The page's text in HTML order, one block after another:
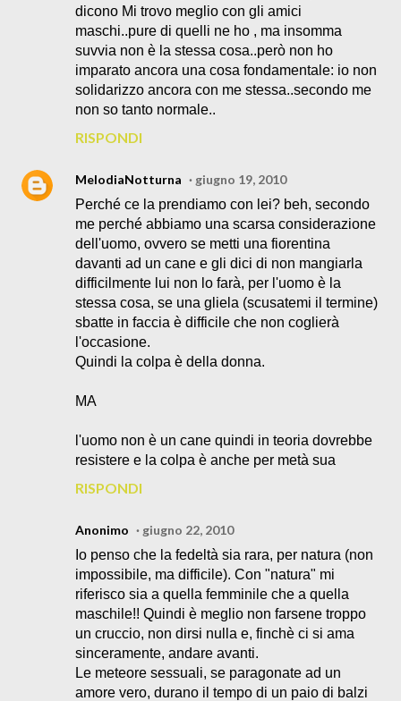
dicono Mi trovo meglio con gli amici
maschi..pure di quelli ne ho , ma insomma
suvvia non è la stessa cosa..però non ho
imparato ancora una cosa fondamentale: io non
solidarizzo ancora con me stessa..secondo me
non so tanto normale..
RISPONDI
MelodiaNotturna
giugno 19, 2010
Perché ce la prendiamo con lei? beh, secondo
me perché abbiamo una scarsa considerazione
dell'uomo, ovvero se metti una fiorentina
davanti ad un cane e gli dici di non mangiarla
difficilmente lui non lo farà, per l'uomo è la
stessa cosa, se una gliela (scusatemi il termine)
sbatte in faccia è difficile che non coglierà
l'occasione.
Quindi la colpa è della donna.
MA
l'uomo non è un cane quindi in teoria dovrebbe
resistere e la colpa è anche per metà sua
RISPONDI
Anonimo
giugno 22, 2010
Io penso che la fedeltà sia rara, per natura (non
impossibile, ma difficile). Con "natura" mi
riferisco sia a quella femminile che a quella
maschile!! Quindi è meglio non farsene troppo
un cruccio, non dirsi nulla e, finchè ci si ama
sinceramente, andare avanti.
Le meteore sessuali, se paragonate ad un
amore vero, durano il tempo di un paio di balzi